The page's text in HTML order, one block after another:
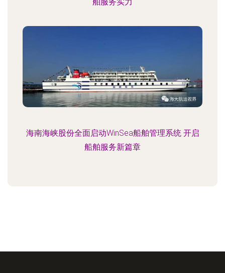
海南海峡股份全面启动WinSea船舶管理系统 开启
船舶服务新篇章